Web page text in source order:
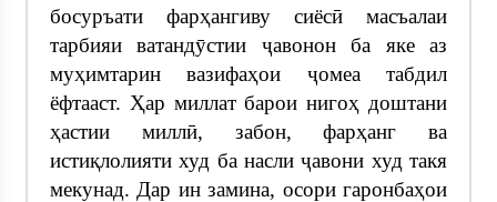
босуръати фарҳангиву сиёсӣ масъалаи
тарбияи ватандӯстии ҷавонон ба яке аз
муҳимтарин вазифаҳои ҷомеа табдил
ёфтааст. Ҳар миллат барои нигоҳ доштани
ҳастии миллӣ, забон, фарҳанг ва
истиқлолияти худ ба насли ҷавони худ такя
мекунад. Дар ин замина, осори гаронбаҳои